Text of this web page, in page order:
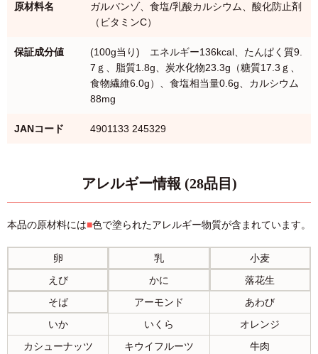
原材料名
ガルバンゾ、食塩/乳酸カルシウム、酸化防止剤
（ビタミンC）
保証成分値
(100g当り) エネルギー136kcal、たんぱく質9.
7ｇ、脂質1.8g、炭水化物23.3g（糖質17.3ｇ、
食物繊維6.0g）、食塩相当量0.6g、カルシウム
88mg
JANコード 4901133 245329
アレルギー情報 (28品目)
本品の原材料には■色で塗られたアレルギー物質が含まれています。
卵 乳
小麦
えび
かに
落花生
そば
アーモンド
あわび
いか
いくら
オレンジ
カシューナッツ
キウイフルーツ
牛肉